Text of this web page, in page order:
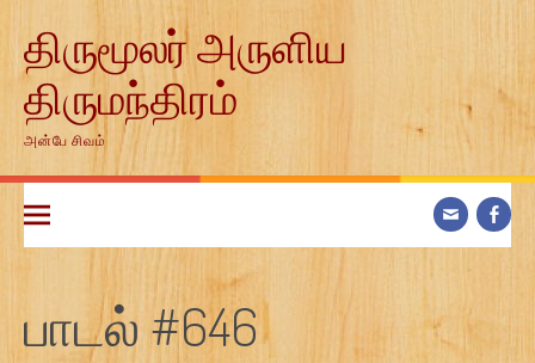
contentதிருமூலர் அருளிய
திருமந்திரம்
அன்பே சிவம்
பாடல் #646